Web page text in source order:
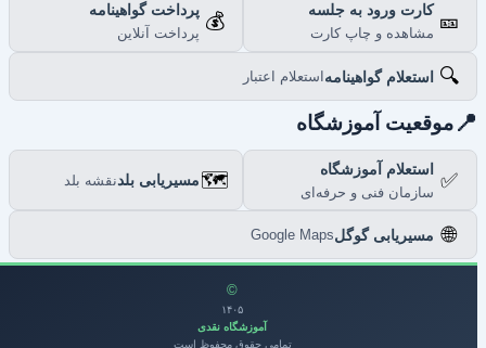
🎫 کارت ورود به جلسه
مشاهده و چاپ کارت
💰 پرداخت گواهینامه
پرداخت آنلاین
🔍 استعلام گواهینامهاستعلام اعتبار
موقعیت آموزشگاه
✅ استعلام آموزشگاه
سازمان فنی و حرفه‌ای
🗺️مسیریابی بلدنقشه بلد
مسیریابی گوگلGoogle Maps
۱۴۰۵
آموزشگاه نقدی
تمامی حقوق محفوظ است